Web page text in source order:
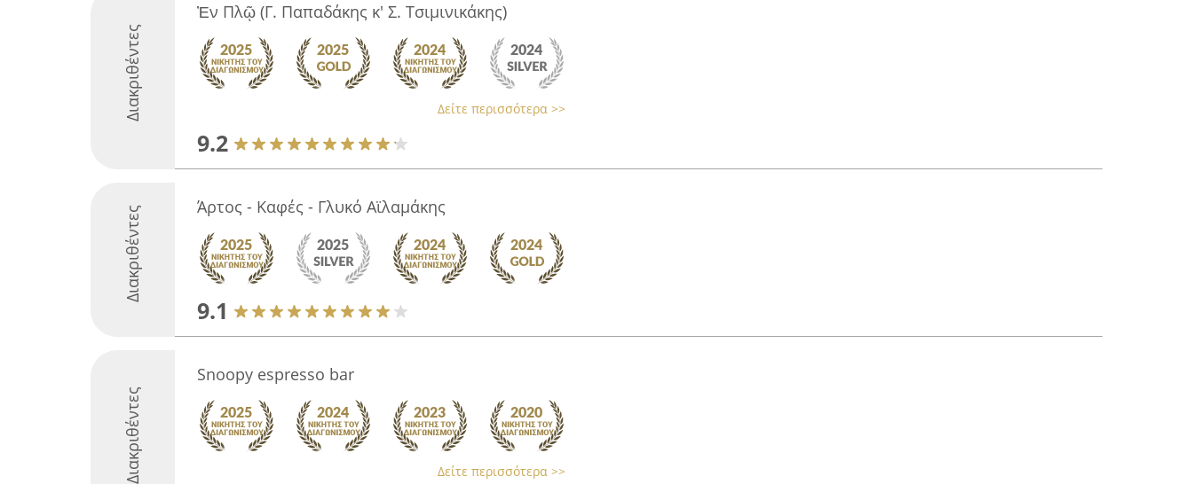
Διακριθέντες
Ἐν Πλῷ (Γ. Παπαδάκης κ' Σ. Τσιμινικάκης)
Δείτε περισσότερα >>
9.2
Διακριθέντες Άρτος - Καφές - Γλυκό Αϊλαμάκης
9.1
Διακριθέντες
Snoopy espresso bar
Δείτε περισσότερα >>